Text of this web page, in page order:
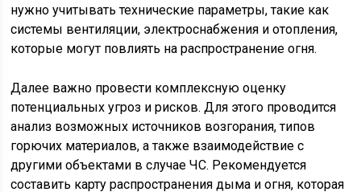
нужно учитывать технические параметры, такие как
системы вентиляции, электроснабжения и отопления,
которые могут повлиять на распространение огня.
Далее важно провести комплексную оценку
потенциальных угроз и рисков. Для этого проводится
анализ возможных источников возгорания, типов
горючих материалов, а также взаимодействие с
другими объектами в случае ЧС. Рекомендуется
составить карту распространения дыма и огня, которая